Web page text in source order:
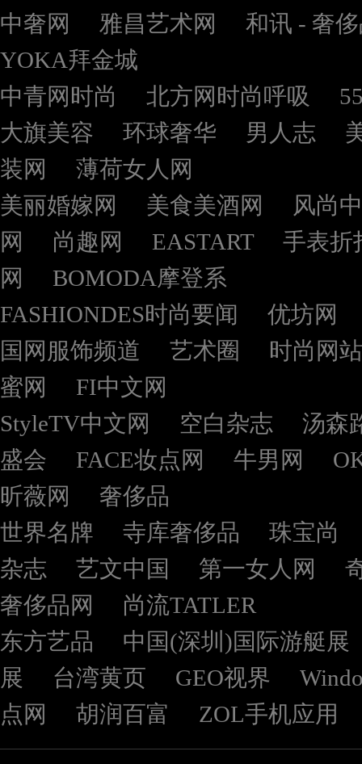
中奢网 雅昌艺术网
和讯 - 奢
YOKA拜金城
中青网时尚
北方网时尚呼吸
大旗美容
环球奢华 男人志
装网
薄荷女人网
美丽婚嫁网
美食美酒网
风尚
网
尚趣网 EASTART
手表折
网
BOMODA摩登系
FASHIONDES时尚要闻
优坊网
国网服饰频道
艺术圈
时尚网站
蜜网
FI中文网
StyleTV中文网
空白杂志
汤森
盛会
FACE妆点网 牛男网
昕薇网
奢侈品
世界名牌
寺库奢侈品
珠宝尚
杂志
艺文中国 第一女人网
奢侈品网
尚流TATLER
东方艺品
中国(深圳)国际游艇展
展
台湾黄页 GEO视界
点网
胡润百富 ZOL手机应用